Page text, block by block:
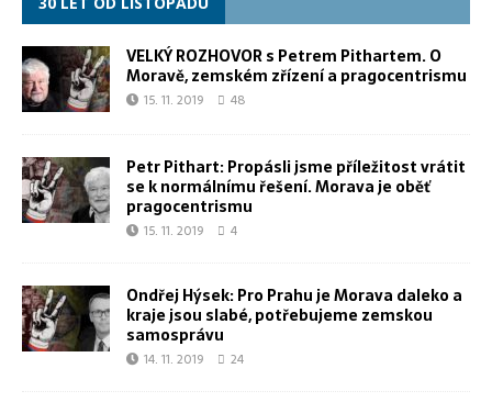
VELKÝ ROZHOVOR s Petrem Pithartem. O
Moravě, zemském zřízení a pragocentrismu
15. 11. 2019 48
Petr Pithart: Propásli jsme příležitost vrátit
se k normálnímu řešení. Morava je oběť
pragocentrismu
15. 11. 2019 4
Ondřej Hýsek: Pro Prahu je Morava daleko a
kraje jsou slabé, potřebujeme zemskou
samosprávu
14. 11. 2019 24